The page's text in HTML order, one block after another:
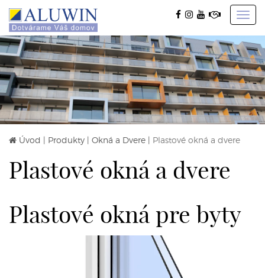
Úvod | Produkty | Okná a Dvere | Plastové okná a dvere
Plastové okná a dvere
Plastové okná pre byty